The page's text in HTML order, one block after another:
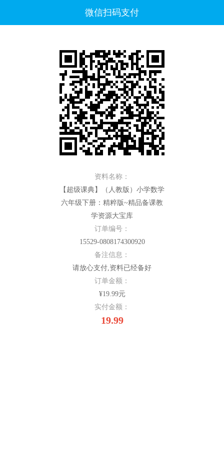
微信扫码支付
资料名称：
【超级课典】（人教版）小学数学
六年级下册：精粹版~精品备课教
学资源大宝库
订单编号：
15529-0808174300920
备注信息：
请放心支付,资料已经备好
订单金额：
¥19.99元
实付金额：
19.99